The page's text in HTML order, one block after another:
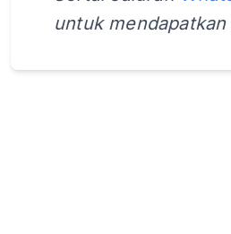
untuk